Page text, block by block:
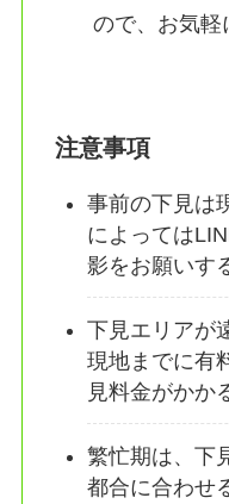
ので、お気軽
注意事項
事前の下見は
によっては
影をお願いす
下見エリアが
現地までに有
見料金がかか
繁忙期は、下
都合に合わせ